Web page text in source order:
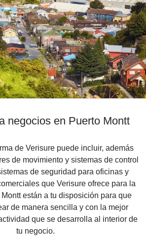
negocios en Puerto Montt
de Verisure puede incluir, además
de movimiento y sistemas de control
de seguridad para oficinas y
que Verisure ofrece para la
están a tu disposición para que
de manera sencilla y con la mejor
que se desarrolla al interior de
tu negocio.